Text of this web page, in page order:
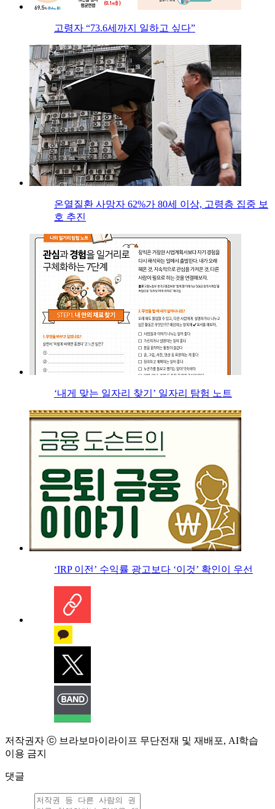
고령자 “73.6세까지 일하고 싶다”
온열질환 사망자 62%가 80세 이상, 고령층 집중 보
호 추진
‘내게 맞는 일자리 찾기’ 일자리 탐험 노트
‘IRP 이전’ 수익률 광고보다 ‘이것’ 확인이 우선
저작권자 ⓒ 브라보마이라이프 무단전재 및 재배포, AI학습
이용 금지
댓글